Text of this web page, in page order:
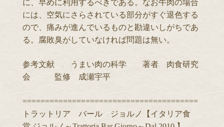
に、早めに利用するべきである。なお牛肉の場合
には、空気にさらされている部分がすぐ退色する
ので、痛みが進んでいるものと勘違いしがちであ
る。腐敗臭がしていなければ問題は無い。
参考文献 うまい肉の科学 著者 肉食研究
会 監修 成瀬宇平
=======================================
トラットリア バール ジョルノ【イタリア食